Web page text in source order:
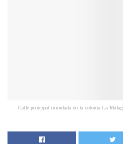
Calle principal inundada en la colonia La